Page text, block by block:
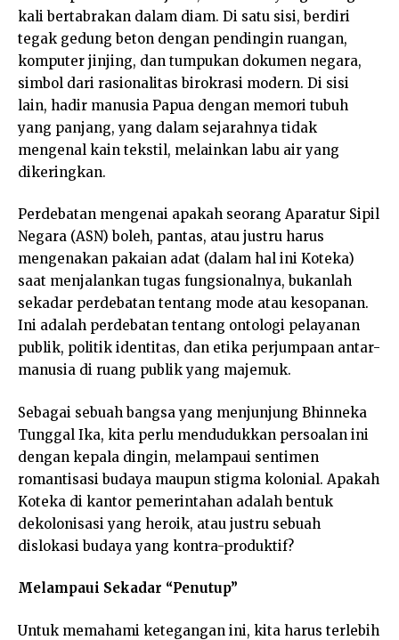
kali bertabrakan dalam diam. Di satu sisi, berdiri
tegak gedung beton dengan pendingin ruangan,
komputer jinjing, dan tumpukan dokumen negara,
simbol dari rasionalitas birokrasi modern. Di sisi
lain, hadir manusia Papua dengan memori tubuh
yang panjang, yang dalam sejarahnya tidak
mengenal kain tekstil, melainkan labu air yang
dikeringkan.
Perdebatan mengenai apakah seorang Aparatur Sipil
Negara (ASN) boleh, pantas, atau justru harus
mengenakan pakaian adat (dalam hal ini Koteka)
saat menjalankan tugas fungsionalnya, bukanlah
sekadar perdebatan tentang mode atau kesopanan.
Ini adalah perdebatan tentang ontologi pelayanan
publik, politik identitas, dan etika perjumpaan antar-
manusia di ruang publik yang majemuk.
Sebagai sebuah bangsa yang menjunjung Bhinneka
Tunggal Ika, kita perlu mendudukkan persoalan ini
dengan kepala dingin, melampaui sentimen
romantisasi budaya maupun stigma kolonial. Apakah
Koteka di kantor pemerintahan adalah bentuk
dekolonisasi yang heroik, atau justru sebuah
dislokasi budaya yang kontra-produktif?
Melampaui Sekadar “Penutup”
Untuk memahami ketegangan ini, kita harus terlebih